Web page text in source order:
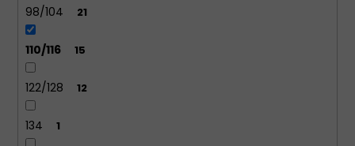
98/104 21
110/116 15
122/128 12
134 1